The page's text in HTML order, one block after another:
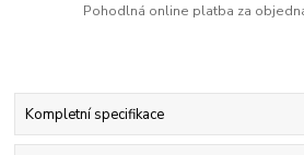
Pohodlná online platba za
Kompletní specifikace